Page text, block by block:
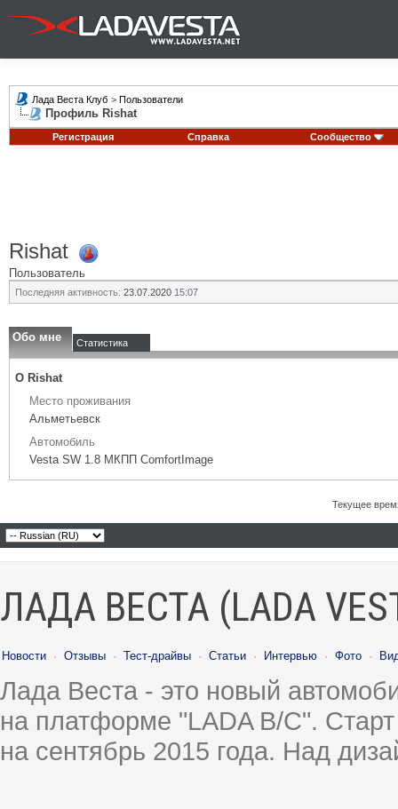
Лада Веста Клуб > Пользователи
Профиль Rishat
Регистрация Справка Сообщество
Rishat
Пользователь
Последняя активность: 23.07.2020 15:07
Обо мне Статистика
О Rishat
Место проживания
Альметьевск
Автомобиль
Vesta SW 1.8 МКПП ComfortImage
Текущее
ЛАДА ВЕСТА (LADA
Новости · Отзывы · Тест-драйвы · Статьи · Интервью · Фото ·
Лада Веста - это новый
на платформе "LADA B/C".
на сентябрь 2015 года. Над